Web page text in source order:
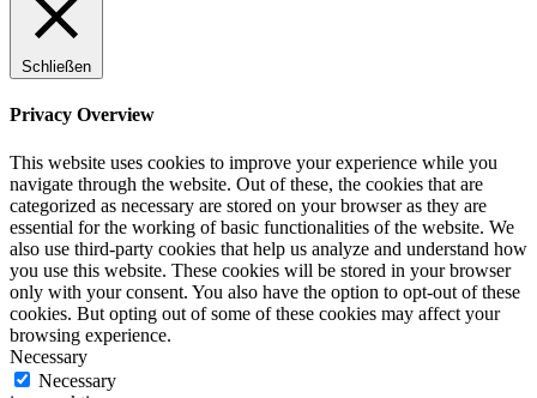
Schließen
Privacy Overview
This website uses cookies to improve your experience while you
navigate through the website. Out of these, the cookies that are
categorized as necessary are stored on your browser as they are
essential for the working of basic functionalities of the website. We
also use third-party cookies that help us analyze and understand how
you use this website. These cookies will be stored in your browser
only with your consent. You also have the option to opt-out of these
cookies. But opting out of some of these cookies may affect your
browsing experience.
Necessary
Necessary